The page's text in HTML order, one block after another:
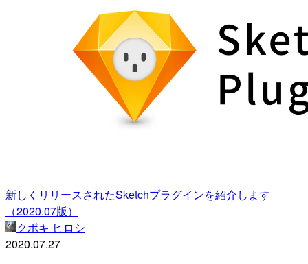
新しくリリースされたSketchプラグインを紹介します
（2020.07版）
クボキ ヒロシ
2020.07.27